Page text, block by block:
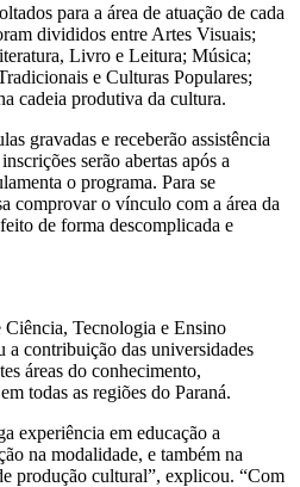
para a área de atuação de cada
divididos entre Artes Visuais;
Livro e Leitura; Música;
e Culturas Populares;
cadeia produtiva da cultura.
gravadas e receberão assistência
serão abertas após a
o programa. Para se
comprovar o vínculo com a área da
de forma descomplicada e
Ciência, Tecnologia e Ensino
a contribuição das universidades
áreas do conhecimento,
todas as regiões do Paraná.
experiência em educação a
na modalidade, e também na
produção cultural”, explicou. “Com